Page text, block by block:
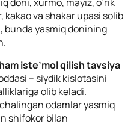
kakao va shakar upasi solib
bunda yasmiq donining
iste’mol qilish tavsiya
– siydik kislotasini
olib keladi.
odamlar yasmiq
shifokor bilan